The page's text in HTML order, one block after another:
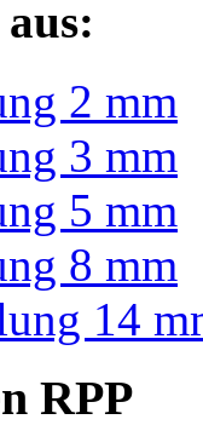
2 mm
3 mm
5 mm
8 mm
14
RPP